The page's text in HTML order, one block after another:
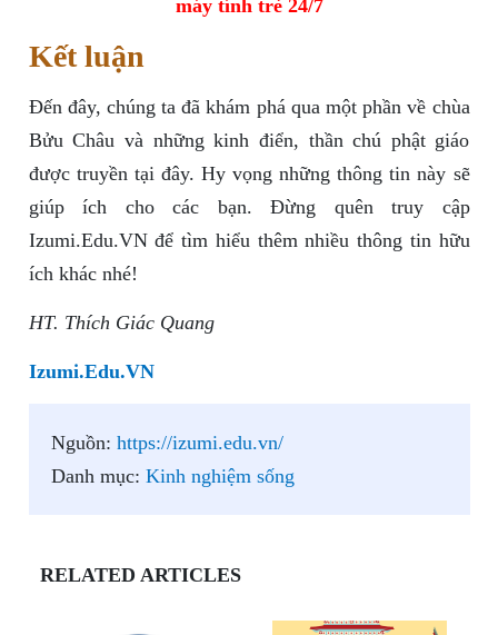
máy tính trẻ 24/7
Kết luận
Đến đây, chúng ta đã khám phá qua một phần về chùa
Bửu Châu và những kinh điển, thần chú phật giáo
được truyền tại đây. Hy vọng những thông tin này sẽ
giúp ích cho các bạn. Đừng quên truy cập
Izumi.Edu.VN để tìm hiểu thêm nhiều thông tin hữu
ích khác nhé!
HT. Thích Giác Quang
Izumi.Edu.VN
Nguồn: https://izumi.edu.vn/
Danh mục: Kinh nghiệm sống
RELATED ARTICLES